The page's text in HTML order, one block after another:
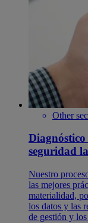
Other
seguridad
Nuestro
las mejores
materialidad,
los datos y las
de gestión y